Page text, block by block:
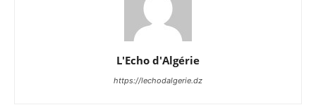
L'Echo d'Algérie
https://lechodalgerie.dz